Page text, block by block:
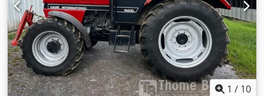
1 / 10